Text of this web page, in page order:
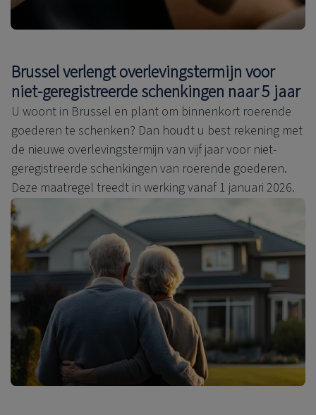
Brussel verlengt overlevingstermijn voor
niet-geregistreerde schenkingen naar 5 jaar
U woont in Brussel en plant om binnenkort roerende
goederen te schenken? Dan houdt u best rekening met
de nieuwe overlevingstermijn van vijf jaar voor niet-
geregistreerde schenkingen van roerende goederen.
Deze maatregel treedt in werking vanaf 1 januari 2026.